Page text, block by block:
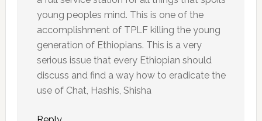
young peoples mind. This is one of the
accomplishment of TPLF killing the young
generation of Ethiopians. This is a very
serious issue that every Ethiopian should
discuss and find a way how to eradicate the
use of Chat, Hashis, Shisha